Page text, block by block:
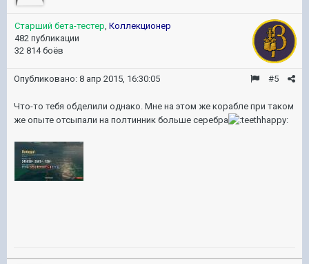
Старший бета-тестер Коллекционер
482 публикации
32 814 боёв
#5
Опубликовано: 8 апр 2015, 16:30:05
Что-то тебя обделили однако. Мне на этом же корабле при таком
же опыте отсыпали на полтинник больше серебра